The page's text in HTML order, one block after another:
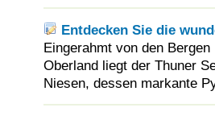
Entdecken Sie die
Eingerahmt von den
Oberland liegt der Thuner
Niesen, dessen markante